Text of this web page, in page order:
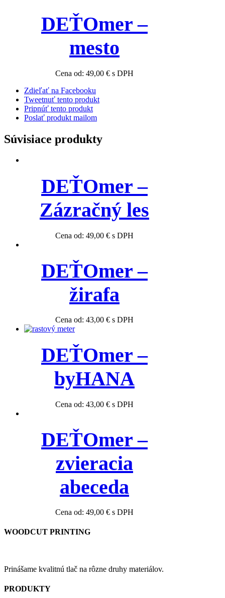
DEŤOmer –
mesto
Cena od: 49,00 € s DPH
Zdieľať na Facebooku
Tweetnuť tento produkt
Pripnúť tento produkt
Poslať produkt mailom
Súvisiace produkty
DEŤOmer –
Zázračný les
Cena od: 49,00 € s DPH
DEŤOmer –
žirafa
Cena od: 43,00 € s DPH
DEŤOmer –
byHANA
Cena od: 43,00 € s DPH
DEŤOmer –
zvieracia
abeceda
Cena od: 49,00 € s DPH
WOODCUT PRINTING
Prinášame kvalitnú tlač na rôzne druhy materiálov.
PRODUKTY